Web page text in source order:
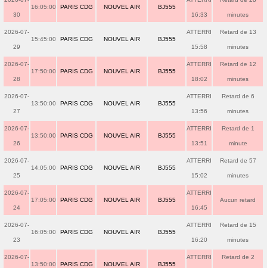
30
16:05:00 PARIS CDG NOUVEL AIR BJ555
16:33 minutes
2026-07-
29
15:45:00 PARIS CDG NOUVEL AIR BJ555
ATTERRI
15:58
Retard de 13
minutes
2026-07-
28
17:50:00 PARIS CDG NOUVEL AIR BJ555
ATTERRI
18:02
Retard de 12
minutes
2026-07-
27
13:50:00 PARIS CDG NOUVEL AIR BJ555
ATTERRI
13:56
Retard de 6
minutes
2026-07-
26
13:50:00 PARIS CDG NOUVEL AIR BJ555
ATTERRI
13:51
Retard de 1
minute
2026-07-
25
14:05:00 PARIS CDG NOUVEL AIR BJ555
ATTERRI
15:02
Retard de 57
minutes
2026-07-
24
17:05:00 PARIS CDG NOUVEL AIR BJ555
ATTERRI
16:45
Aucun retard
2026-07-
23
16:05:00 PARIS CDG NOUVEL AIR BJ555
ATTERRI
16:20
Retard de 15
minutes
2026-07-
13:50:00 PARIS CDG NOUVEL AIR BJ555
ATTERRI Retard de 2